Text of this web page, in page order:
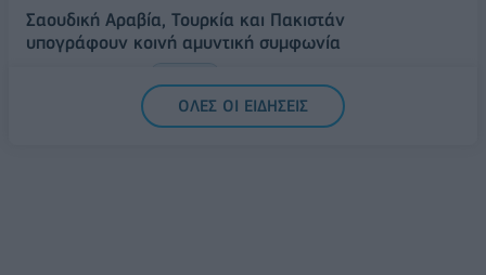
Σαουδική Αραβία, Τουρκία και Πακιστάν
υπογράφουν κοινή αμυντική συμφωνία
ΟΛΕΣ ΟΙ ΕΙΔΗΣΕΙΣ